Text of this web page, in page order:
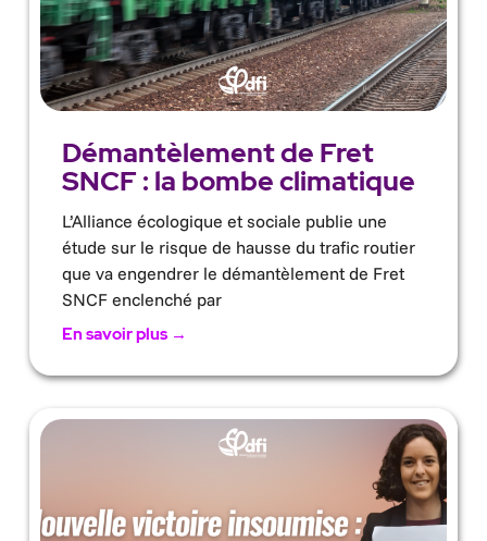
Démantèlement de Fret
SNCF : la bombe climatique
L’Alliance écologique et sociale publie une
étude sur le risque de hausse du trafic routier
que va engendrer le démantèlement de Fret
SNCF enclenché par
En savoir plus →